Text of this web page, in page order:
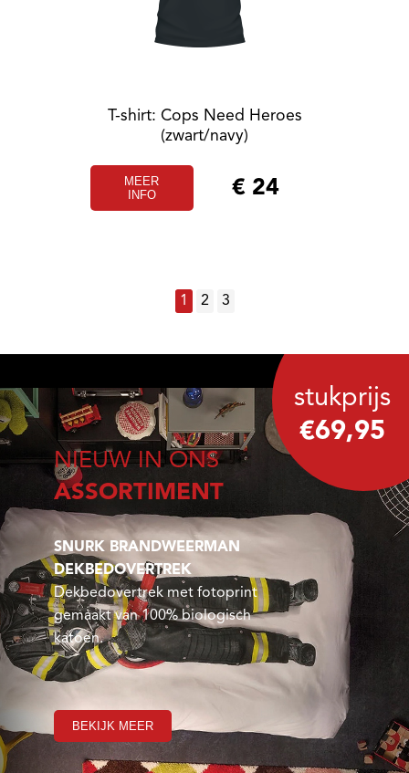
T-shirt: Cops Need Heroes
(zwart/navy)
MEER
INFO
€ 24
1 2 3
NIEUW IN ONS
ASSORTIMENT
SNURK BRANDWEERMAN
DEKBEDOVERTREK
Dekbedovertrek met fotoprint
gemaakt van 100% biologisch
katoen.
BEKIJK MEER
stukprijs
€69,95